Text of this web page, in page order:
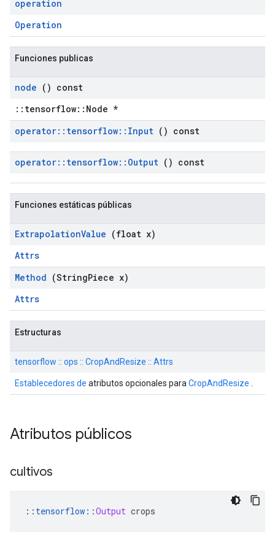
operation
Operation
Funciones publicas
node () const
::tensorflow::Node *
operator:: tensorflow:: Input () const
operator:: tensorflow:: Output () const
Funciones estáticas públicas
ExtrapolationValue (float x)
Attrs
Method (StringPiece x)
Attrs
Estructuras
tensorflow :: ops :: CropAndResize :: Attrs
Establecedores de atributos opcionales para CropAndResize
Atributos públicos
cultivos
:: tensorflow ::Output crops